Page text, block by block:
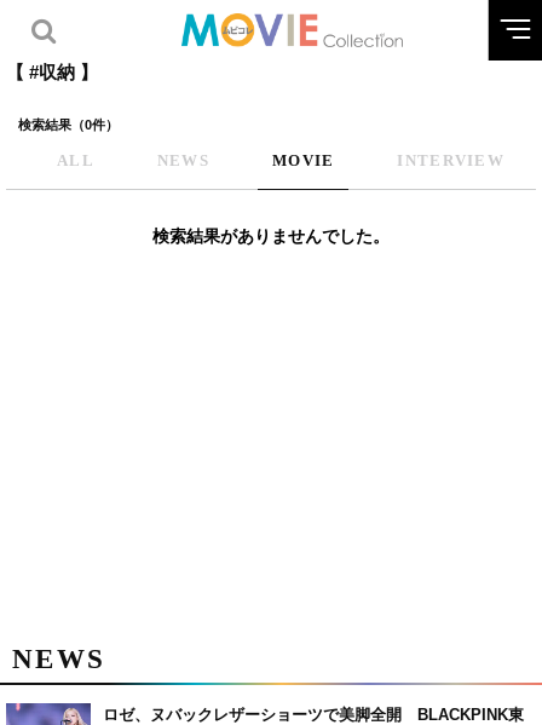
【 #収納 】
検索結果（0件）
ALL NEWS MOVIE INTERVIEW
検索結果がありませんでした。
NEWS
ロゼ、ヌバックレザーショーツで美脚全開 BLACKPINK東